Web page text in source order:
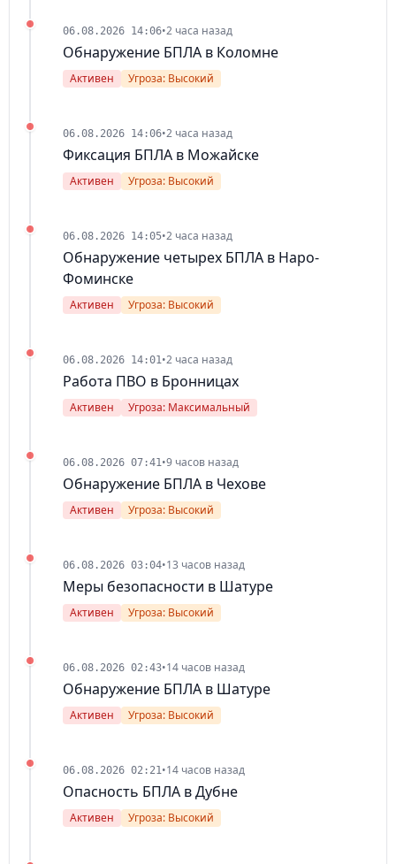
06.08.2026 14:06•2 часа назад
Обнаружение БПЛА в Коломне
Активен Угроза: Высокий
06.08.2026 14:06•2 часа назад
Фиксация БПЛА в Можайске
Активен Угроза: Высокий
06.08.2026 14:05•2 часа назад
Обнаружение четырех БПЛА в Наро-
Фоминске
Активен Угроза: Высокий
06.08.2026 14:01•2 часа назад
Работа ПВО в Бронницах
Активен Угроза: Максимальный
06.08.2026 07:41•9 часов назад
Обнаружение БПЛА в Чехове
Активен Угроза: Высокий
06.08.2026 03:04•13 часов назад
Меры безопасности в Шатуре
Активен Угроза: Высокий
06.08.2026 02:43•14 часов назад
Обнаружение БПЛА в Шатуре
Активен Угроза: Высокий
06.08.2026 02:21•14 часов назад
Опасность БПЛА в Дубне
Активен Угроза: Высокий